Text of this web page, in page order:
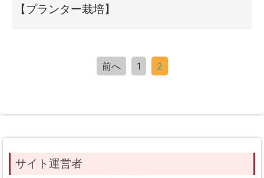
【プランター栽培】
前へ 1 2
サイト運営者